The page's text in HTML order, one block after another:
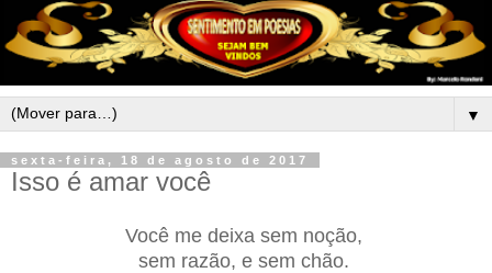
▼
sexta-feira, 18 de agosto de 2017
Isso é amar você
Você me deixa sem noção,
sem razão, e sem chão.